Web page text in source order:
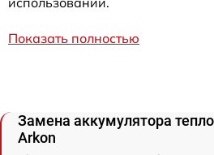
Показать полностью
Замена аккумулятора
Arkon